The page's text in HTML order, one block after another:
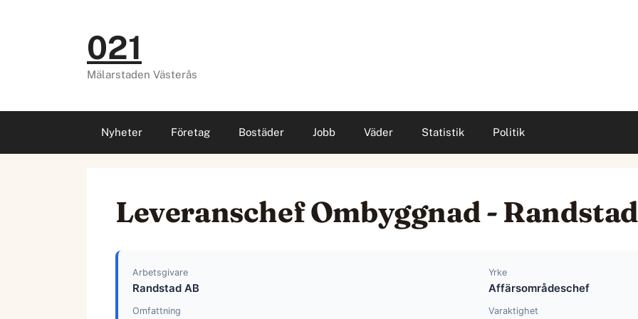
021
Mälarstaden Västerås
Nyheter Företag Bostäder Jobb Väder Statistik Politik
Leveranschef Ombyggnad -
Arbetsgivare
Randstad AB
Yrke
Affärsområdeschef
Omfattning Varaktighet